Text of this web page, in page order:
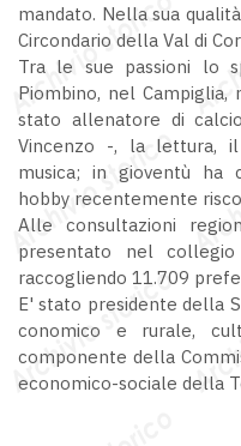
mandato. Nella sua
Circondario della Val di
Tra le sue passioni lo
Piombino, nel
stato allenatore di
Vincenzo -, la lettura, il
musica; in gioventù ha
hobby recentemente
Alle consultazioni
presentato nel
raccogliendo 11.709
E' stato presidente della
conomico e rurale,
componente della
economico-sociale della